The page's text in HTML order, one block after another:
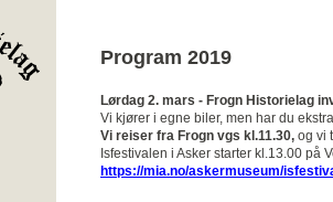
Program 2019
Lørdag 2. mars - Frogn Historielag
Vi kjører i egne biler, men har du
Vi reiser fra Frogn vgs kl.11.30, og vi
Isfestivalen i Asker starter kl.13.00 på
https://mia.no/askermuseum/